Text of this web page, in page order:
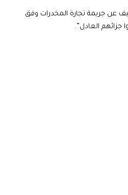
عن جريمة تجارة المخدرات وفق